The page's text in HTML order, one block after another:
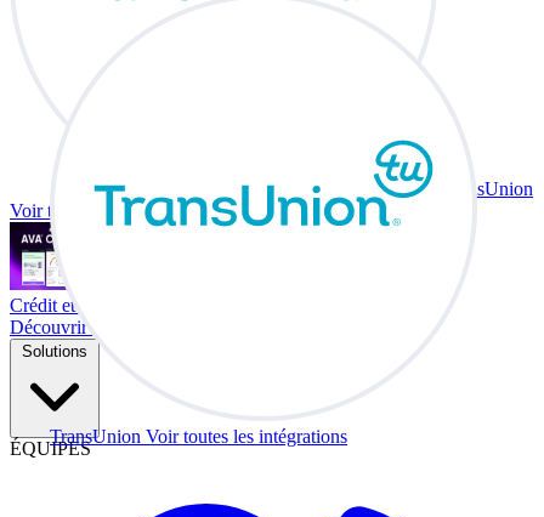
TransUnion Voir toutes les intégrations
TransUnion
Voir toutes les intégrations
Crédit et échange à votre bureau.
Découvrir Co-Driver
Solutions
ÉQUIPES